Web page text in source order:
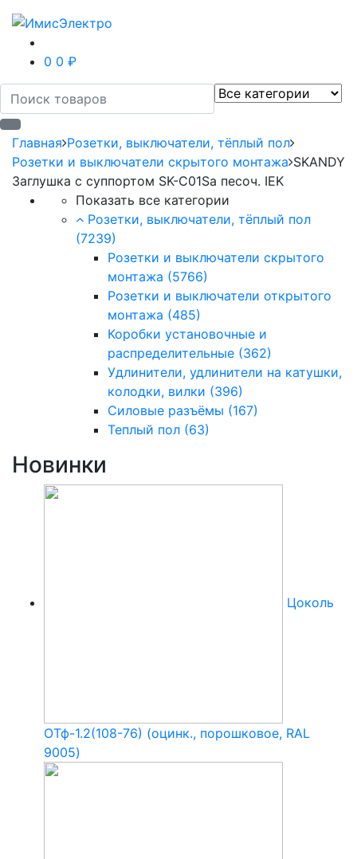
0 0 ₽
Главная Розетки, выключатели, тёплый пол
Розетки и выключатели скрытого монтажа SKANDY
Заглушка с суппортом SK-C01Sa песоч. IEK
Показать все категории
Розетки, выключатели, тёплый пол
(7239)
Розетки и выключатели скрытого
монтажа (5766)
Розетки и выключатели открытого
монтажа (485)
Коробки установочные и
распределительные (362)
Удлинители, удлинители на катушки,
колодки, вилки (396)
Силовые разъёмы (167)
Теплый пол (63)
Новинки
Цоколь
ОТф-1.2(108-76) (оцинк., порошковое, RAL
9005)